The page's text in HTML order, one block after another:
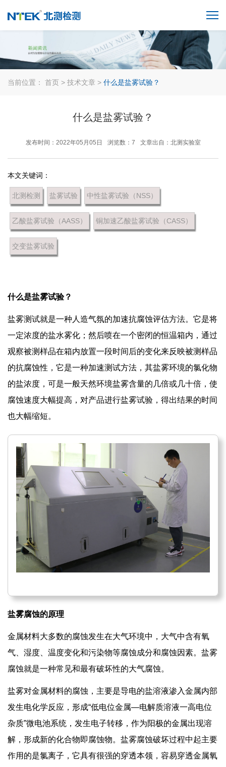
当前位置： 首页 > 技术文章 > 什么是盐雾试验？
什么是盐雾试验？
发布时间：2022年05月05日 浏览数：7 文章出自：北测实验室
本文关键词：
北测检测 盐雾试验 中性盐雾试验（NSS）
乙酸盐雾试验（AASS） 铜加速乙酸盐雾试验（CASS）
交变盐雾试验
什么是盐雾试验？
盐雾测试就是一种人造气氛的加速抗腐蚀评估方法。它是将
一定浓度的盐水雾化；然后喷在一个密闭的恒温箱内，通过
观察被测样品在箱内放置一段时间后的变化来反映被测样品
的抗腐蚀性，它是一种加速测试方法，其盐雾环境的氯化物
的盐浓度，可是一般天然环境盐雾含量的几倍或几十倍，使
腐蚀速度大幅提高，对产品进行盐雾试验，得出结果的时间
也大幅缩短。
盐雾腐蚀的原理
金属材料大多数的腐蚀发生在大气环境中，大气中含有氧
气、湿度、温度变化和污染物等腐蚀成分和腐蚀因素。盐雾
腐蚀就是一种常见和最有破坏性的大气腐蚀。
盐雾对金属材料的腐蚀，主要是导电的盐溶液渗入金属内部
发生电化学反应，形成“低电位金属—电解质溶液一高电位
杂质”微电池系统，发生电子转移，作为阳极的金属出现溶
解，形成新的化合物即腐蚀物。盐雾腐蚀破坏过程中起主要
作用的是氯离子，它具有很强的穿透本领，容易穿透金属氧